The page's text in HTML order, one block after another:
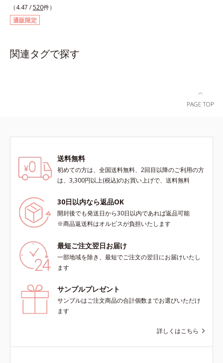
ラス葉/茎エキス、マンダリンオレ
ンジ果皮エキス、センチフォリアバ
ラ花エキス、セイヨウミザクラ果実
花エキス（すべて保湿成分）
成分の働きで、臭いをカバー。レモ
ンとミントが香るさわやかな息が続
きます。
（4.47 /520件）
通販限定
関連タグで探す
送料無料
初めての方は、全国送料無料、2回目以降のご利用の方
は、3,300円以上(税込)のお買い上げで、送料無料
30日以内なら返品OK
開封後でも発送日から30日以内であれば返品可能
※商品返送料はオルビスが負担いたします
最短ご注文翌日お届け
一部地域を除き、最短でご注文の翌日にお届けいたし
ます
サンプルプレゼント
サンプルはご注文商品の合計個数までお選びいただけ
ます
詳しくはこちら